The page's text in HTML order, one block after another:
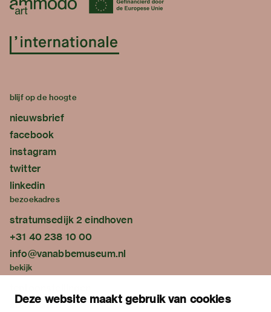
Deze website maakt gebruik van cookies
blijf op de hoogte
nieuwsbrief
facebook
instagram
twitter
linkedin
bezoekadres
stratumsedijk 2 eindhoven
+31 40 238 10 00
info@vanabbemuseum.nl
bekijk
activiteiten